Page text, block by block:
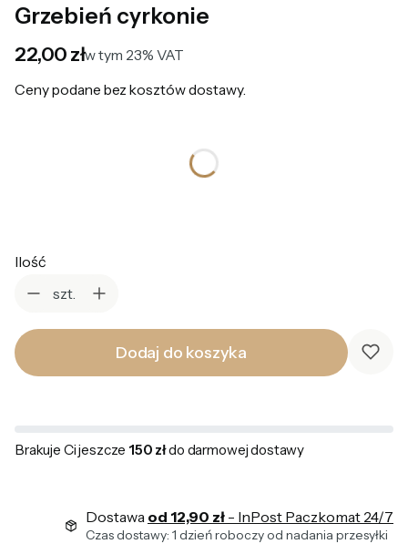
Grzebień cyrkonie
Cena
22,00 złw tym 23% VAT
w tym 23% VAT
Ceny podane bez kosztów dostawy.
Ilość
szt.
Dodaj do koszyka
Brakuje Ci jeszcze 150 złdo darmowej dostawy
Dostawa od 12,90 zł - InPost Paczkomat 24/7
Czas dostawy: 1 dzień roboczy od nadania przesyłki